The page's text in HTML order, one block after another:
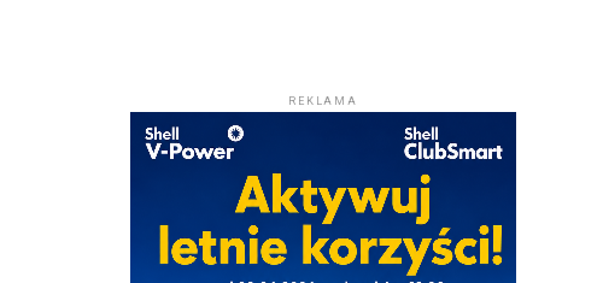
REKLAMA